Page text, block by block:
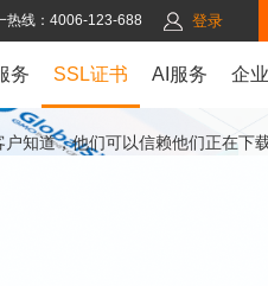
热线：4006-123-688 登录
务 SSL证书 AI服务 企
知道，他们可以信赖他们正在下载